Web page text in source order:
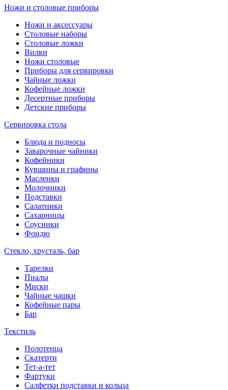
Ножи и столовые приборы
Ножи и аксессуары
Столовые наборы
Столовые ложки
Вилки
Ножи столовые
Приборы для сервировки
Чайные ложки
Кофейные ложки
Десертные приборы
Детские приборы
Сервировка стола
Блюда и подносы
Заварочные чайники
Кофейники
Кувшины и графины
Масленки
Молочники
Подставки
Салатники
Сахарницы
Соусники
Фондю
Стекло, хрусталь, бар
Тарелки
Пиалы
Миски
Чайные чашки
Кофейные пары
Бар
Текстиль
Полотенца
Скатерти
Тет-а-тет
Фартуки
Салфетки подставки и кольца